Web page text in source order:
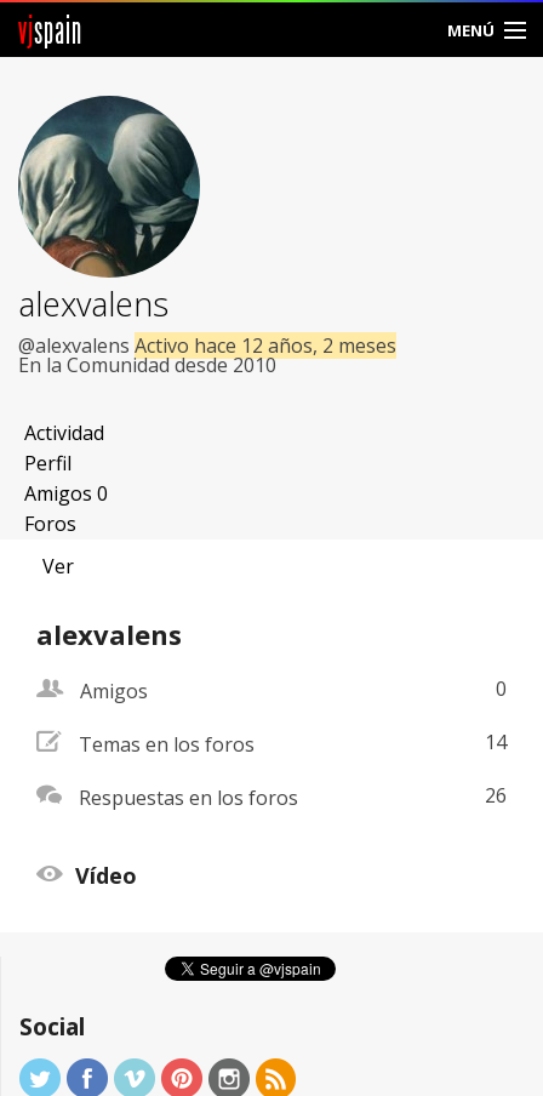
vjspain MENÚ
Foros
Noticias
Vjspain
Ayuda
Contacto
Entrar
Crear Cuenta
alexvalens
@alexvalens Activo hace 12 años, 2 meses
En la Comunidad desde 2010
Actividad
Perfil
Amigos 0
Foros
Ver
alexvalens
friend Amigos 0
addnew Temas en los foros 14
comments Respuestas en los foros 26
view Vídeo
Social